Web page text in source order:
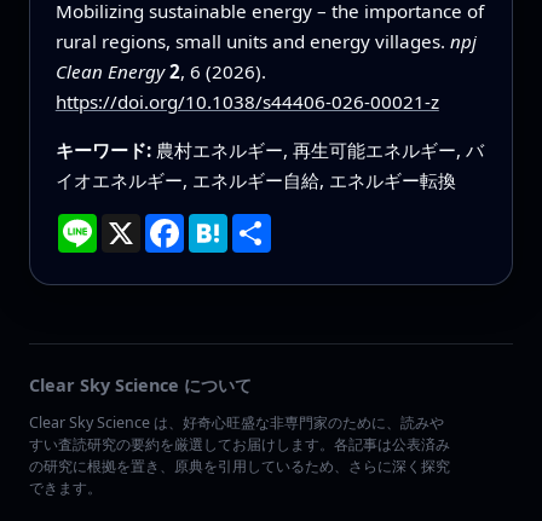
Mobilizing sustainable energy – the importance of
rural regions, small units and energy villages. npj
Clean Energy 2, 6 (2026).
https://doi.org/10.1038/s44406-026-00021-z
キーワード: 農村エネルギー, 再生可能エネルギー, バ
イオエネルギー, エネルギー自給, エネルギー転換
Line X Facebook
Hatena
共
有
Clear Sky Science について
Clear Sky Science は、好奇心旺盛な非専門家のために、読みや
すい査読研究の要約を厳選してお届けします。各記事は公表済み
の研究に根拠を置き、原典を引用しているため、さらに深く探究
できます。